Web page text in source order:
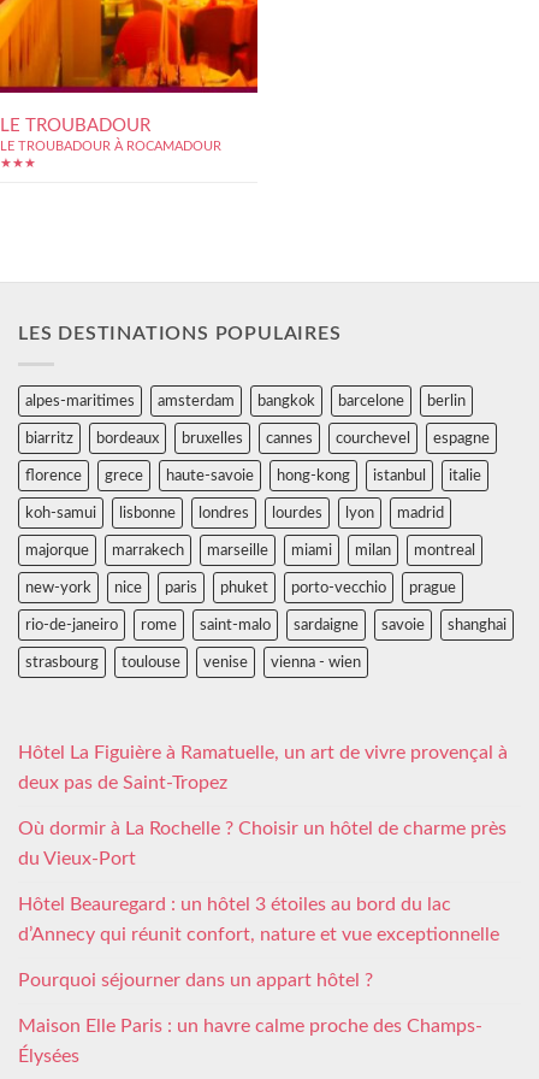
LE TROUBADOUR
LE TROUBADOUR À ROCAMADOUR
★★★
LES DESTINATIONS POPULAIRES
alpes-maritimes amsterdam bangkok barcelone berlin
biarritz bordeaux bruxelles cannes courchevel espagne
florence grece haute-savoie hong-kong istanbul italie
koh-samui lisbonne londres lourdes lyon madrid
majorque marrakech marseille miami milan montreal
new-york nice paris phuket porto-vecchio prague
rio-de-janeiro rome saint-malo sardaigne savoie shanghai
strasbourg toulouse venise vienna - wien
Hôtel La Figuière à Ramatuelle, un art de vivre provençal à
deux pas de Saint-Tropez
Où dormir à La Rochelle ? Choisir un hôtel de charme près
du Vieux-Port
Hôtel Beauregard : un hôtel 3 étoiles au bord du lac
d’Annecy qui réunit confort, nature et vue exceptionnelle
Pourquoi séjourner dans un appart hôtel ?
Maison Elle Paris : un havre calme proche des Champs-
Élysées